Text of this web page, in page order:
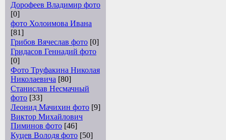
Дорофеев Владимир фото
[0]
фото Холоимова Ивана
[81]
Грибов Вячеслав фото [0]
Гридасов Геннадий фото
[0]
Фото Труфакина Николая
Николаевича [80]
Станислав Несмачный
фото [33]
Леонид Мачихин фото [9]
Виктор Михайлович
Пиминов фото [46]
Куцев Володя фото [50]